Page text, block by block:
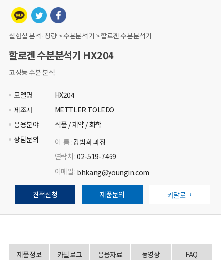
실험실 분석·칭량 > 수분분석기 > 할로겐 수분분석기
할로겐 수분분석기 HX204
고성능 수분 분석
모델명
HX204
제조사
METTLER TOLEDO
응용분야
식품 / 제약 / 화학
상담문의
이 름 :강법화 과장
연락처 :02-519-7469
이메일 : bhkang@youngin.com
견적신청 제품문의 카달로그
제품정보 카달로그 응용자료 동영상 FAQ